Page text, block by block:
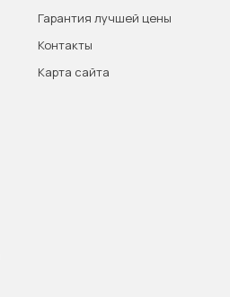
Гарантия лучшей цены
Контакты
Карта сайта